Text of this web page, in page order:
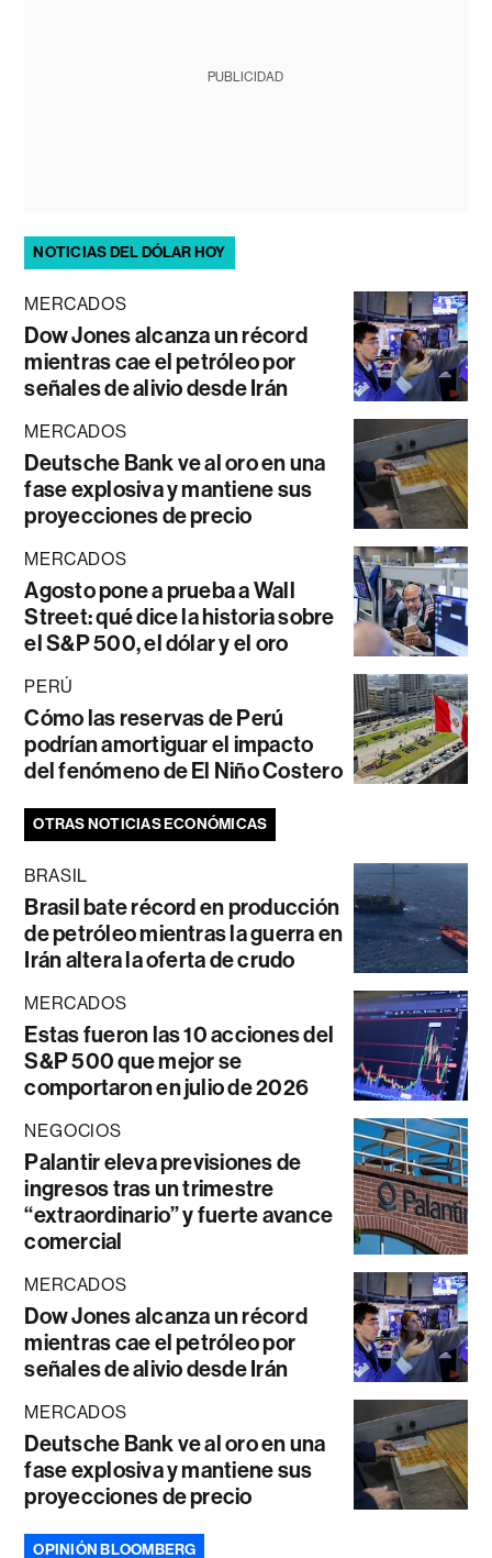
PUBLICIDAD
NOTICIAS DEL DÓLAR HOY
MERCADOS
Dow Jones alcanza un récord
mientras cae el petróleo por
señales de alivio desde Irán
MERCADOS
Deutsche Bank ve al oro en una
fase explosiva y mantiene sus
proyecciones de precio
MERCADOS
Agosto pone a prueba a Wall
Street: qué dice la historia sobre
el S&P 500, el dólar y el oro
PERÚ
Cómo las reservas de Perú
podrían amortiguar el impacto
del fenómeno de El Niño Costero
OTRAS NOTICIAS ECONÓMICAS
BRASIL
Brasil bate récord en producción
de petróleo mientras la guerra en
Irán altera la oferta de crudo
MERCADOS
Estas fueron las 10 acciones del
S&P 500 que mejor se
comportaron en julio de 2026
NEGOCIOS
Palantir eleva previsiones de
ingresos tras un trimestre
“extraordinario” y fuerte avance
comercial
MERCADOS
Dow Jones alcanza un récord
mientras cae el petróleo por
señales de alivio desde Irán
MERCADOS
Deutsche Bank ve al oro en una
fase explosiva y mantiene sus
proyecciones de precio
OPINIÓN BLOOMBERG